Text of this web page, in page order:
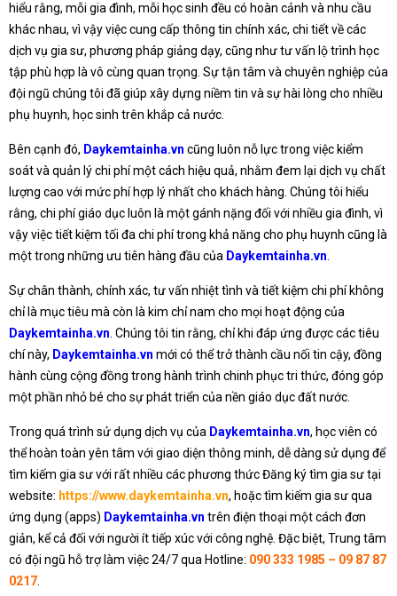
hiểu rằng, mỗi gia đình, mỗi học sinh đều có hoàn cảnh và nhu cầu
khác nhau, vì vậy việc cung cấp thông tin chính xác, chi tiết về các
dịch vụ gia sư, phương pháp giảng dạy, cũng như tư vấn lộ trình học
tập phù hợp là vô cùng quan trọng. Sự tận tâm và chuyên nghiệp của
đội ngũ chúng tôi đã giúp xây dựng niềm tin và sự hài lòng cho nhiều
phụ huynh, học sinh trên khắp cả nước.
Bên cạnh đó, Daykemtainha.vn cũng luôn nỗ lực trong việc kiểm
soát và quản lý chi phí một cách hiệu quả, nhằm đem lại dịch vụ chất
lượng cao với mức phí hợp lý nhất cho khách hàng. Chúng tôi hiểu
rằng, chi phí giáo dục luôn là một gánh nặng đối với nhiều gia đình, vì
vậy việc tiết kiệm tối đa chi phí trong khả năng cho phụ huynh cũng là
một trong những ưu tiên hàng đầu của Daykemtainha.vn
Sự chân thành, chính xác, tư vấn nhiệt tình và tiết kiệm chi phí không
chỉ là mục tiêu mà còn là kim chỉ nam cho mọi hoạt động của
Daykemtainha.vn . Chúng tôi tin rằng, chỉ khi đáp ứng được các tiêu
chí này, Daykemtainha.vn mới có thể trở thành cầu nối tin cậy, đồng
hành cùng cộng đồng trong hành trình chinh phục tri thức, đóng góp
một phần nhỏ bé cho sự phát triển của nền giáo dục đất nước.
Trong quá trình sử dụng dịch vụ của Daykemtainha.vn, học viên có
thể hoàn toàn yên tâm với giao diện thông minh, dễ dàng sử dụng để
tìm kiếm gia sư với rất nhiều các phương thức Đăng ký tìm gia sư tại
website: https://www.daykemtainha.vn, hoặc tìm kiếm gia sư qua
ứng dụng (apps) Daykemtainha.vn trên điện thoại một cách đơn
giản, kể cả đối với người ít tiếp xúc với công nghệ. Đặc biệt, Trung tâm
có đội ngũ hỗ trợ làm việc 24/7 qua Hotline: 090 333 1985 – 09 87 87
0217